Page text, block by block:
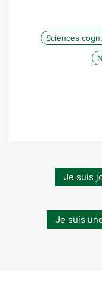
Sciences
Je suis
Je suis